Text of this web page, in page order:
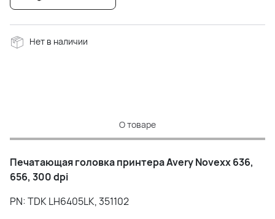
Нет в наличии
О товаре
Печатающая головка принтера Avery Novexx 636,
656, 300 dpi
PN: TDK LH6405LK, 351102